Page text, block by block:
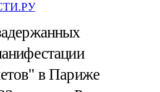
в Париже